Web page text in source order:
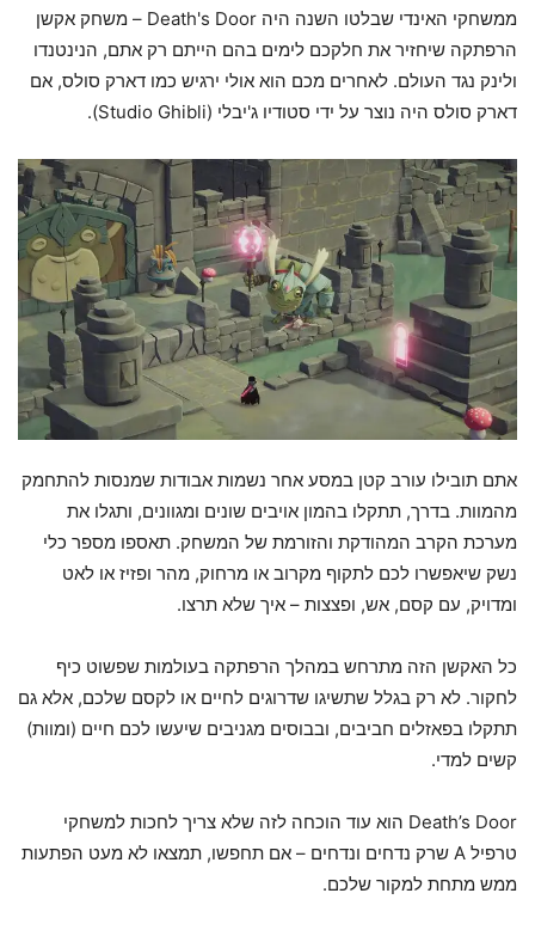
ממשחקי האינדי שבלטו השנה היה Death's Door – משחק אקשן
הרפתקה שיחזיר את חלקכם לימים בהם הייתם רק אתם, הנינטנדו
ולינק נגד העולם. לאחרים מכם הוא אולי ירגיש כמו דארק סולס, אם
דארק סולס היה נוצר על ידי סטודיו ג'יבלי (Studio Ghibli).
אתם תובילו עורב קטן במסע אחר נשמות אבודות שמנסות להתחמק
מהמוות. בדרך, תתקלו בהמון אויבים שונים ומגוונים, ותגלו את
מערכת הקרב המהודקת והזורמת של המשחק. תאספו מספר כלי
נשק שיאפשרו לכם לתקוף מקרוב או מרחוק, מהר ופזיז או לאט
ומדויק, עם קסם, אש, ופצצות – איך שלא תרצו.
כל האקשן הזה מתרחש במהלך הרפתקה בעולמות שפשוט כיף
לחקור. לא רק בגלל שתשיגו שדרוגים לחיים או לקסם שלכם, אלא גם
תתקלו בפאזלים חביבים, ובבוסים מגניבים שיעשו לכם חיים (ומוות)
קשים למדי.
Death’s Door הוא עוד הוכחה לזה שלא צריך לחכות למשחקי
טרפיל A שרק נדחים ונדחים – אם תחפשו, תמצאו לא מעט הפתעות
ממש מתחת למקור שלכם.